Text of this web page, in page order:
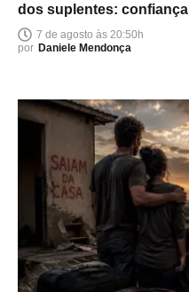
dos suplentes:
política
7 de agosto às 20:50h
por Daniele Mendonça